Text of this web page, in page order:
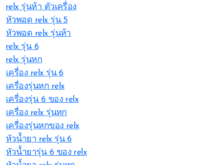
relx รุ่นห้า ตัวเครื่อง
หัวพอด relx รุ่น 5
หัวพอด relx รุ่นห้า
relx รุ่น 6
relx รุ่นหก
เครื่อง relx รุ่น 6
เครื่องรุ่นหก relx
เครื่องรุ่น 6 ของ relx
เครื่อง relx รุ่นหก
เครื่องรุ่นหกของ relx
หัวน้ำยา relx รุ่น 6
หัวน้ำยารุ่น 6 ของ relx